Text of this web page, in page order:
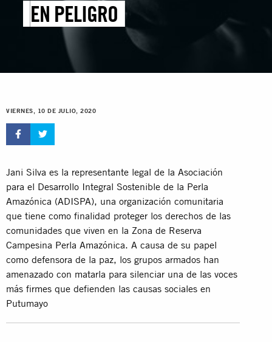
EN PELIGRO
VIERNES, 10 DE JULIO, 2020
Jani Silva es la representante legal de la Asociación
para el Desarrollo Integral Sostenible de la Perla
Amazónica (ADISPA), una organización comunitaria
que tiene como finalidad proteger los derechos de las
comunidades que viven en la Zona de Reserva
Campesina Perla Amazónica. A causa de su papel
como defensora de la paz, los grupos armados han
amenazado con matarla para silenciar una de las voces
más firmes que defienden las causas sociales en
Putumayo